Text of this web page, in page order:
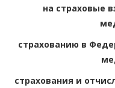
на страховые
страхованию в
страхования и